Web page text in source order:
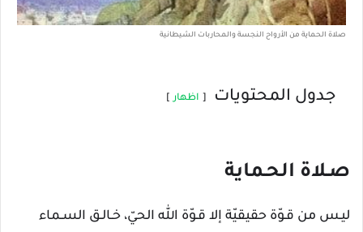
صلاة الحماية من الأرواح النجسة والمحاربات الشيطانية
جدول المحتويات اظهار
صـلاة الحـماية
ليـس من قـوّة حقيقيّة إلا قـوّة الله الحيّ، خـالـق السـماء